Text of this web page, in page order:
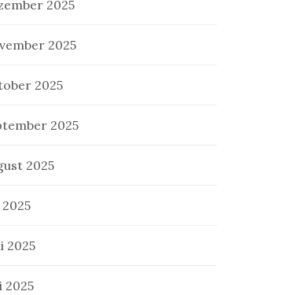
2025
2025
2025
2025
2025
2025
2025
2025